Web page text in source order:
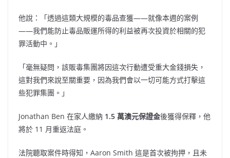
他說：「透過這類大規模的毒品查獲——就像本週的案例
——我們能防止毒品販運所得的利益被再次投資於相關的犯
罪活動中。」
「毫無疑問，該販毒集團將因這次行動遭受重大金錢損失，
這對我們來說至關重要，因為我們會以一切可能方式打擊這
些犯罪集團。」
Jonathan Ben 在家人繳納 1.5 萬澳元保證金後獲得保釋，他
將於 11 月重返法庭。
法院聽取案件時得知，Aaron Smith 這是首次被拘押，且未